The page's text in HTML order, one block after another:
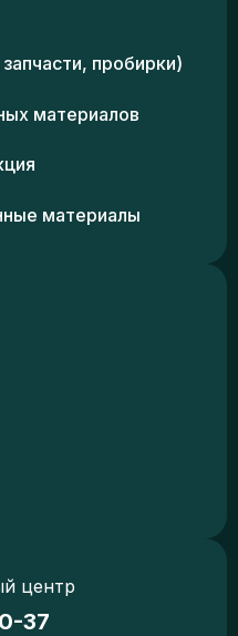
пробирки)
материалов
материалы
центр
37